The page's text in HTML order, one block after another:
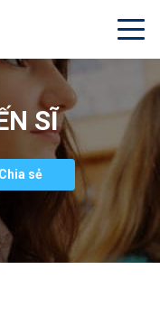
3 năm 2022, Chương
SĨ
Chia sẻ